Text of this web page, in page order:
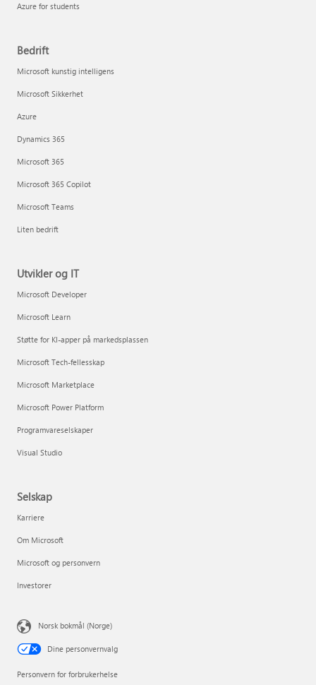
Azure for students
Bedrift
Microsoft kunstig intelligens
Microsoft Sikkerhet
Azure
Dynamics 365
Microsoft 365
Microsoft 365 Copilot
Microsoft Teams
Liten bedrift
Utvikler og IT
Microsoft Developer
Microsoft Learn
Støtte for KI-apper på markedsplassen
Microsoft Tech-fellesskap
Microsoft Marketplace
Microsoft Power Platform
Programvareselskaper
Visual Studio
Selskap
Karriere
Om Microsoft
Microsoft og personvern
Investorer
Norsk bokmål (Norge)
Dine personvernvalg
Personvern for forbrukerhelse